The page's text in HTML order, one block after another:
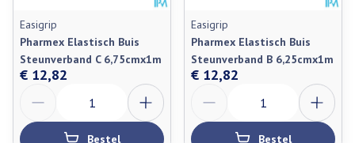
Easigrip
Pharmex Elastisch Buis
Steunverband C 6,75cmx1m
€ 12,82
Bestel
Easigrip
Pharmex Elastisch Buis
Steunverband B 6,25cmx1m
€ 12,82
Bestel